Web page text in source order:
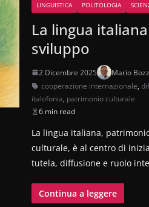
LINGUISTICA POLITOLOGIA
La lingua
sviluppo
2 Dicembre 2025 Mario
cooperazione internazionale,
italofonia, patrimonio culturale
6 min read
La lingua italiana,
culturale, è al centro di
tutela, diffusione e ruolo
Continua a leggere